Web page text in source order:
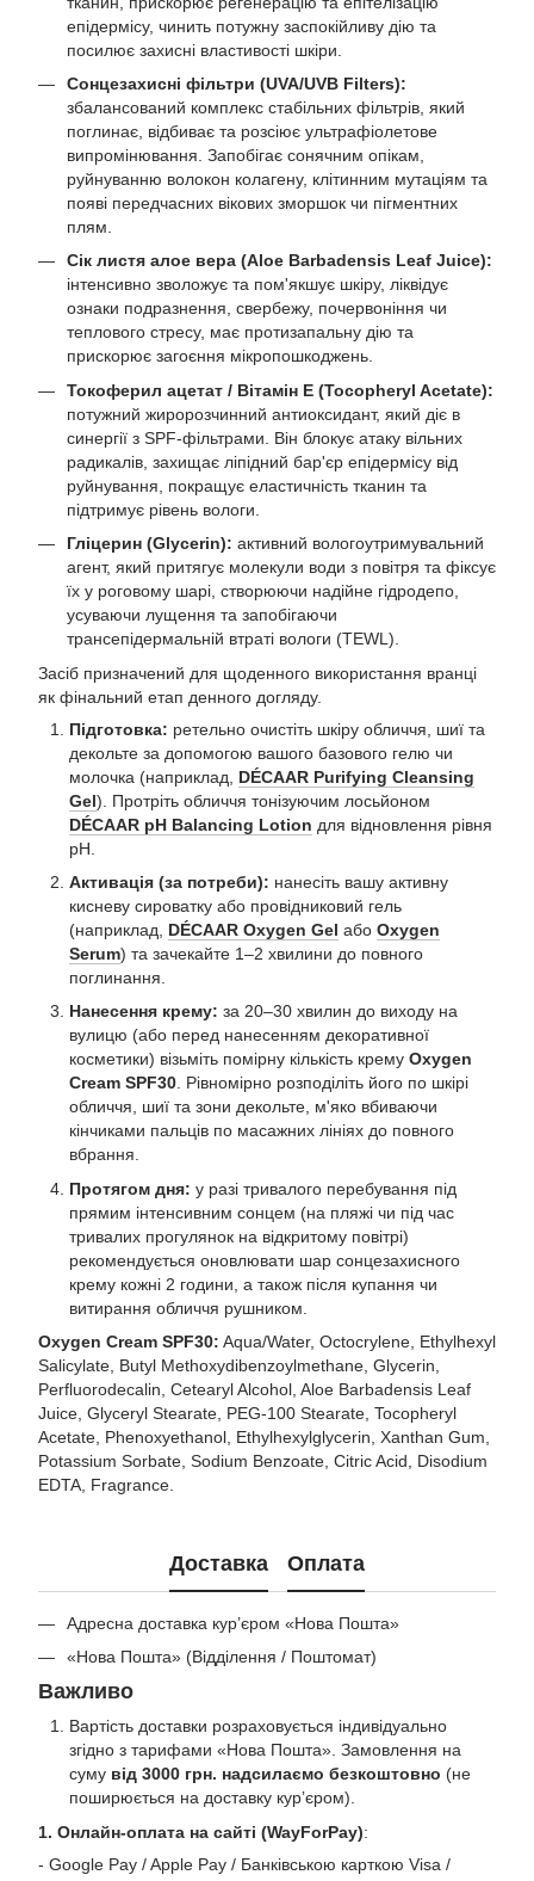
епідермісу, чинить потужну заспокійливу дію та
посилює захисні властивості шкіри.
Сонцезахисні фільтри (UVA/UVB Filters):
збалансований комплекс стабільних фільтрів, який
поглинає, відбиває та розсіює ультрафіолетове
випромінювання. Запобігає сонячним опікам,
руйнуванню волокон колагену, клітинним мутаціям та
появі передчасних вікових зморшок чи пігментних
плям.
Сік листя алое вера (Aloe Barbadensis Leaf Juice):
інтенсивно зволожує та пом'якшує шкіру, ліквідує
ознаки подразнення, свербежу, почервоніння чи
теплового стресу, має протизапальну дію та
прискорює загоєння мікропошкоджень.
Токоферил ацетат / Вітамін E (Tocopheryl Acetate):
потужний жиророзчинний антиоксидант, який діє в
синергії з SPF-фільтрами. Він блокує атаку вільних
радикалів, захищає ліпідний бар'єр епідермісу від
руйнування, покращує еластичність тканин та
підтримує рівень вологи.
Гліцерин (Glycerin): активний вологоутримувальний
агент, який притягує молекули води з повітря та фіксує
їх у роговому шарі, створюючи надійне гідродепо,
усуваючи лущення та запобігаючи
трансепідермальній втраті вологи (TEWL).
Засіб призначений для щоденного використання вранці
як фінальний етап денного догляду.
Підготовка: ретельно очистіть шкіру обличчя, шиї та
декольте за допомогою вашого базового гелю чи
молочка (наприклад, DÉCAAR Purifying Cleansing
Gel). Протріть обличчя тонізуючим лосьйоном
DÉCAAR pH Balancing Lotion для відновлення рівня
pH.
Активація (за потреби): нанесіть вашу активну
кисневу сироватку або провідниковий гель
(наприклад, DÉCAAR Oxygen Gel або Oxygen
Serum) та зачекайте 1–2 хвилини до повного
поглинання.
Нанесення крему: за 20–30 хвилин до виходу на
вулицю (або перед нанесенням декоративної
косметики) візьміть помірну кількість крему Oxygen
Cream SPF30. Рівномірно розподіліть його по шкірі
обличчя, шиї та зони декольте, м'яко вбиваючи
кінчиками пальців по масажних лініях до повного
вбрання.
Протягом дня: у разі тривалого перебування під
прямим інтенсивним сонцем (на пляжі чи під час
тривалих прогулянок на відкритому повітрі)
рекомендується оновлювати шар сонцезахисного
крему кожні 2 години, а також після купання чи
витирання обличчя рушником.
Oxygen Cream SPF30: Aqua/Water, Octocrylene, Ethylhexyl
Salicylate, Butyl Methoxydibenzoylmethane, Glycerin,
Perfluorodecalin, Cetearyl Alcohol, Aloe Barbadensis Leaf
Juice, Glyceryl Stearate, PEG-100 Stearate, Tocopheryl
Acetate, Phenoxyethanol, Ethylhexylglycerin, Xanthan Gum,
Potassium Sorbate, Sodium Benzoate, Citric Acid, Disodium
EDTA, Fragrance.
Доставка Оплата
Адресна доставка кур’єром «Нова Пошта»
«Нова Пошта» (Відділення / Поштомат)
Важливо
Вартість доставки розраховується індивідуально
згідно з тарифами «Нова Пошта». Замовлення на
суму від 3000 грн. надсилаємо безкоштовно (не
поширюється на доставку курʼєром).
1. Онлайн-оплата на сайті (WayForPay):
- Google Pay / Apple Pay / Банківською карткою Visa /